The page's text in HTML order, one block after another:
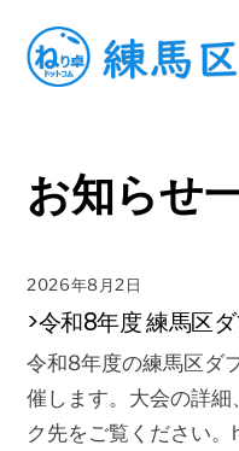
content
お知らせ
2026年8月2日
>令和8年度 練馬区
令和8年度の練馬区ダ
催します。大会の詳
ク先をご覧ください